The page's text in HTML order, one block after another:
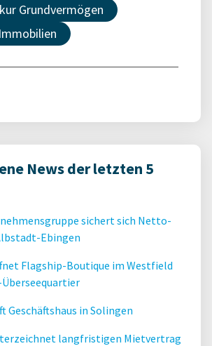
Grundvermögen
News der letzten 5
sichert sich Netto-
Ebingen
Flagship-Boutique im Westfield
Geschäftshaus in Solingen
langfristigen Mietvertrag